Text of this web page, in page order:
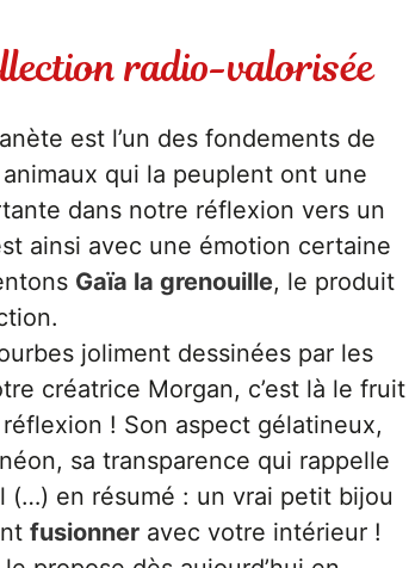
radio-valorisée
est l’un des fondements de
qui la peuplent ont une
dans notre réflexion vers un
ainsi avec une émotion certaine
Gaïa la grenouille, le produit
joliment dessinées par les
créatrice Morgan, c’est là le fruit
! Son aspect gélatineux,
sa transparence qui rappelle
(…) en résumé : un vrai petit bijou
fusionner avec votre intérieur !